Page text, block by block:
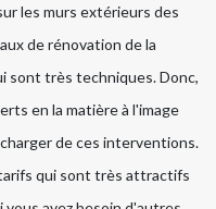
les murs extérieurs des
de rénovation de la
sont très techniques. Donc,
en la matière à l'image
de ces interventions.
qui sont très attractifs